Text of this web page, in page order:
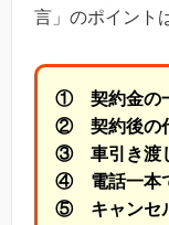
言」のポイント
① 契約金の
② 契約後の
③ 車引き渡
④ 電話一本
⑤ キャンセ